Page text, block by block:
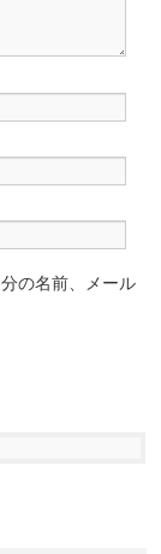
の名前、メール